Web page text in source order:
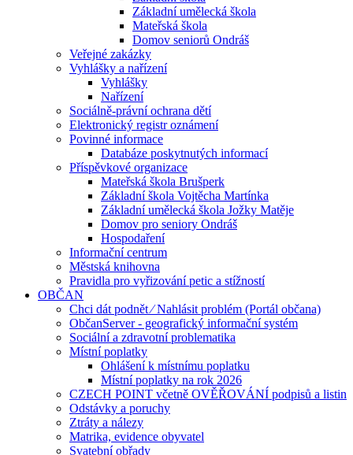
Základní umělecká škola
Mateřská škola
Domov seniorů Ondráš
Veřejné zakázky
Vyhlášky a nařízení
Vyhlášky
Nařízení
Sociálně-právní ochrana dětí
Elektronický registr oznámení
Povinné informace
Databáze poskytnutých informací
Příspěvkové organizace
Mateřská škola Brušperk
Základní škola Vojtěcha Martínka
Základní umělecká škola Jožky Matěje
Domov pro seniory Ondráš
Hospodaření
Informační centrum
Městská knihovna
Pravidla pro vyřizování petic a stížností
OBČAN
Chci dát podnět ⁄ Nahlásit problém (Portál občana)
ObčanServer - geografický informační systém
Sociální a zdravotní problematika
Místní poplatky
Ohlášení k místnímu poplatku
Místní poplatky na rok 2026
CZECH POINT včetně OVĚŘOVÁNÍ podpisů a listin
Odstávky a poruchy
Ztráty a nálezy
Matrika, evidence obyvatel
Svatební obřady